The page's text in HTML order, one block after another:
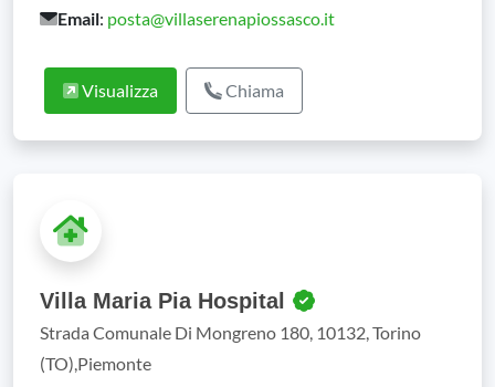
Email: posta@villaserenapiossasco.it
Visualizza Chiama
Villa Maria Pia Hospital
Strada Comunale Di Mongreno 180, 10132, Torino
(TO),Piemonte